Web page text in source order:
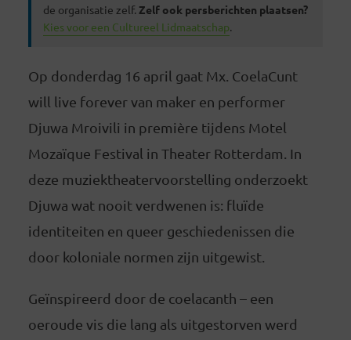
de organisatie zelf. Zelf ook persberichten plaatsen?
Kies voor een Cultureel Lidmaatschap.
Op donderdag 16 april gaat Mx. CoelaCunt
will live forever van maker en performer
Djuwa Mroivili in première tijdens Motel
Mozaïque Festival in Theater Rotterdam. In
deze muziektheatervoorstelling onderzoekt
Djuwa wat nooit verdwenen is: fluïde
identiteiten en queer geschiedenissen die
door koloniale normen zijn uitgewist.
Geïnspireerd door de coelacanth – een
oeroude vis die lang als uitgestorven werd